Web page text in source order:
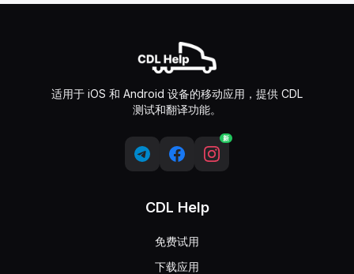
适用于 iOS 和 Android 设备的移动应用，提供 CDL
测试和翻译功能。
新
CDL Help
免费试用
下载应用